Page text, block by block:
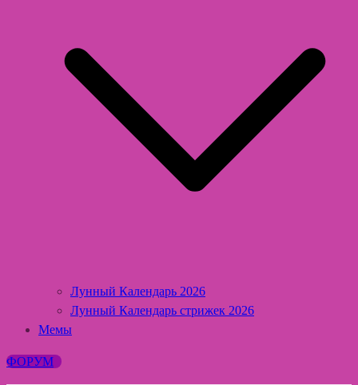
Лунный Календарь 2026
Лунный Календарь стрижек 2026
Мемы
ФОРУМ